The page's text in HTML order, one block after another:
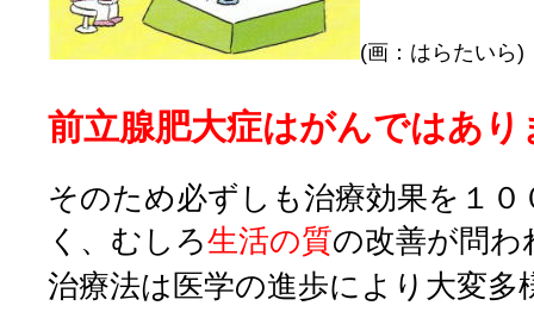
(画：はらたいら)
前立腺肥大症はがんではあり
そのため必ずしも治療効果を１
く、むしろ生活の質の改善が問わ
治療法は医学の進歩により大変多